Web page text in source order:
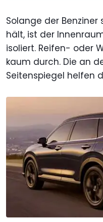
Solange der
hält, ist der
isoliert. Reifen- oder
kaum durch. Die an
Seitenspiegel helfen